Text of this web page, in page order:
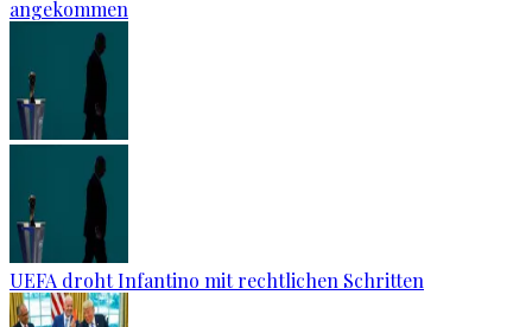
angekommen
UEFA droht Infantino mit rechtlichen Schritten